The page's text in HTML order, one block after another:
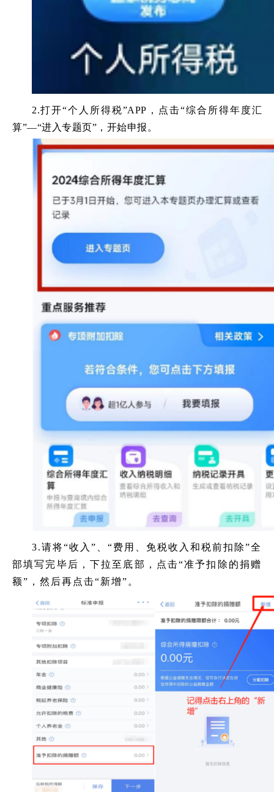
2.打开“个人所得税”APP，点击“综合所得年度汇
算”—“进入专题页”，开始申报。
3.请将“收入”、“费用、免税收入和税前扣除”全
部填写完毕后，下拉至底部，点击“准予扣除的捐赠
额”，然后再点击“新增”。